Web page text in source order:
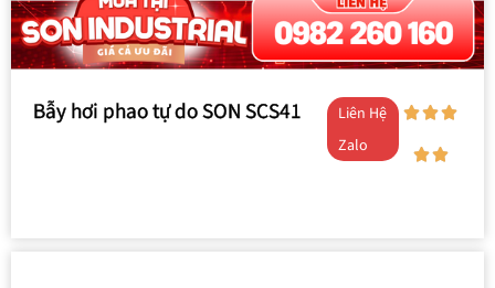
Bẫy hơi phao tự do SON SCS41
Liên Hệ
Zalo